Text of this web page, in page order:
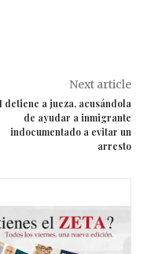
Next article
detiene a jueza, acusándola
de ayudar a inmigrante
indocumentado a evitar un
arresto